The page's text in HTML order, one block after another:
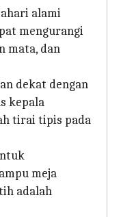
alami
mengurangi
mata, dan
dekat dengan
kepala
tirai tipis pada
meja
adalah